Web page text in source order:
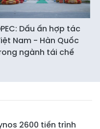
Dấu ấn hợp tác
Nam - Hàn Quốc
ngành tái chế
2600 tiến trình